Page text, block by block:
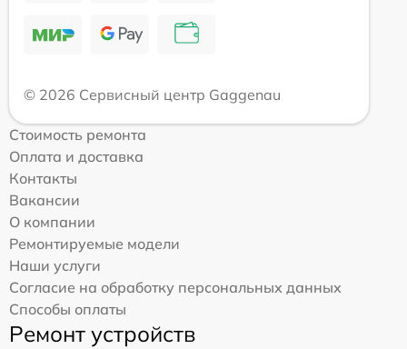
© 2026 Сервисный центр Gaggenau
Стоимость ремонта
Оплата и доставка
Контакты
Вакансии
О компании
Ремонтируемые модели
Наши услуги
Согласие на обработку персональных данных
Способы оплаты
Ремонт устройств